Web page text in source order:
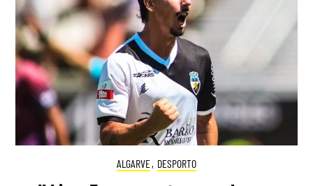
ALGARVE, DESPORTO